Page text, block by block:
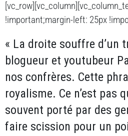
!important;margin-left: 25px
« La droite souffre d’un
blogueur et youtubeur
nos confrères. Cette
royalisme. Ce n’est pas
souvent porté par des
faire scission pour un